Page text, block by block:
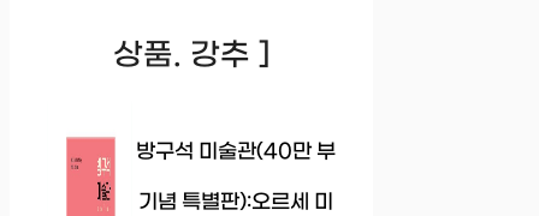
상품. 강추 ]
방구석 미술관(40만 부
기념 특별판):오르세 미